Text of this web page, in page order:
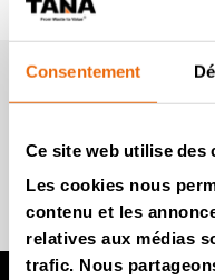
Consentement
Ce site web utilise des
Les cookies nous
contenu et les
relatives aux médias
trafic. Nous